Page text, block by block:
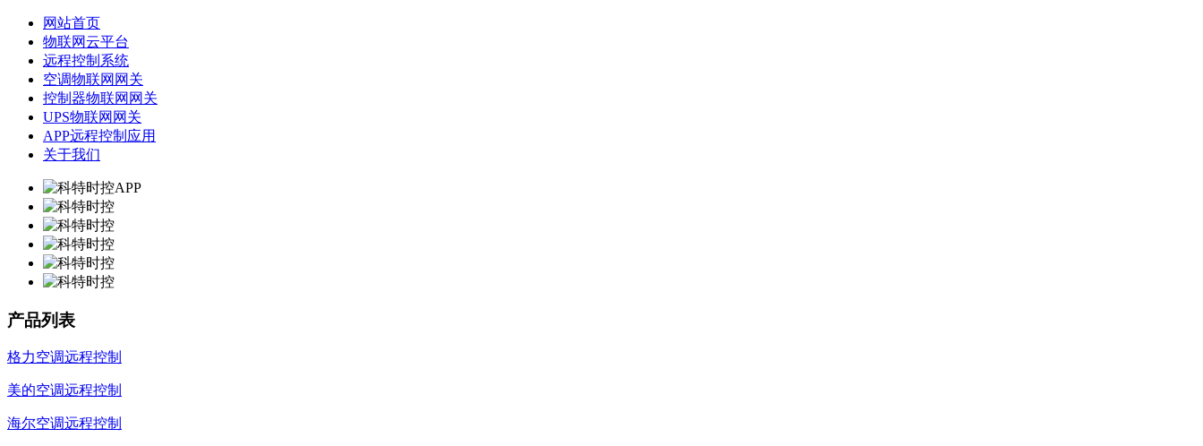
网站首页
物联网云平台
远程控制系统
空调物联网网关
控制器物联网网关
UPS物联网网关
APP远程控制应用
关于我们
产品列表
格力空调远程控制
美的空调远程控制
海尔空调远程控制